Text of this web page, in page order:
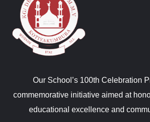
Our School’s 100th Celebration
commemorative initiative aimed at
educational excellence and